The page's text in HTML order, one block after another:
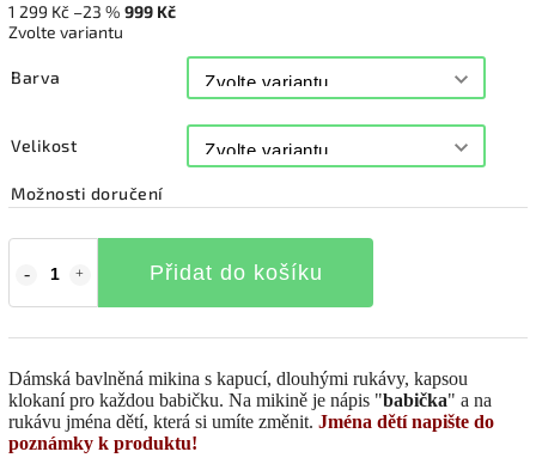
1 299 Kč –23 % 999 Kč
Zvolte variantu
Barva
Velikost
Možnosti doručení
Přidat do košíku
Dámská bavlněná mikina s kapucí, dlouhými rukávy, kapsou
klokaní pro každou babičku. Na mikině je nápis "babička" a na
rukávu jména dětí, která si umíte změnit. Jména dětí napište do
poznámky k produktu!